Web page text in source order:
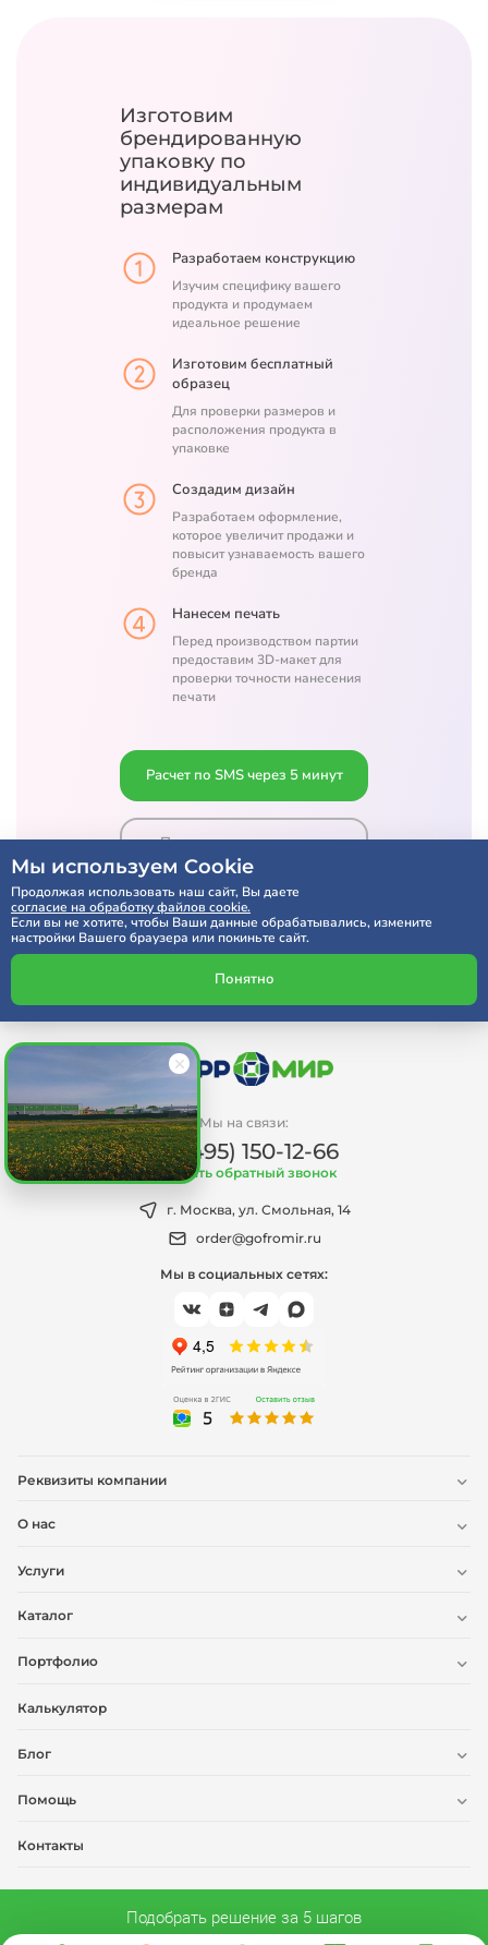
Изготовим
брендированную
упаковку по
индивидуальным
размерам
Разработаем конструкцию
Изучим специфику вашего
продукта и продумаем
идеальное решение
Изготовим бесплатный
образец
Для проверки размеров и
расположения продукта в
упаковке
Создадим дизайн
Разработаем оформление,
которое увеличит продажи и
повысит узнаваемость вашего
бренда
Нанесем печать
Перед производством партии
предоставим 3D-макет для
проверки точности нанесения
печати
Расчет по SMS через 5 минут
Получить консультацию
Мы на связи:
+7 (495) 150-12-66
Заказать обратный звонок
г. Москва, ул. Смольная, 14
order@gofromir.ru
Мы в социальных сетях:
Реквизиты компании
О нас
Услуги
Каталог
Портфолио
Контакты
Калькулятор
Блог
Помощь
Мы используем Cookie
Продолжая использовать наш сайт, Вы даете
согласие на обработку файлов cookie.
Если вы не хотите, чтобы Ваши данные обрабатывались, измените
настройки Вашего браузера или покиньте сайт.
Понятно
Подобрать решение за 5 шагов